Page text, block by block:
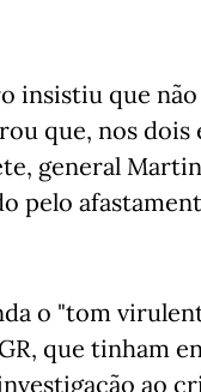
insistiu que
que, nos
general
pelo
o "tom
que tinham
ao